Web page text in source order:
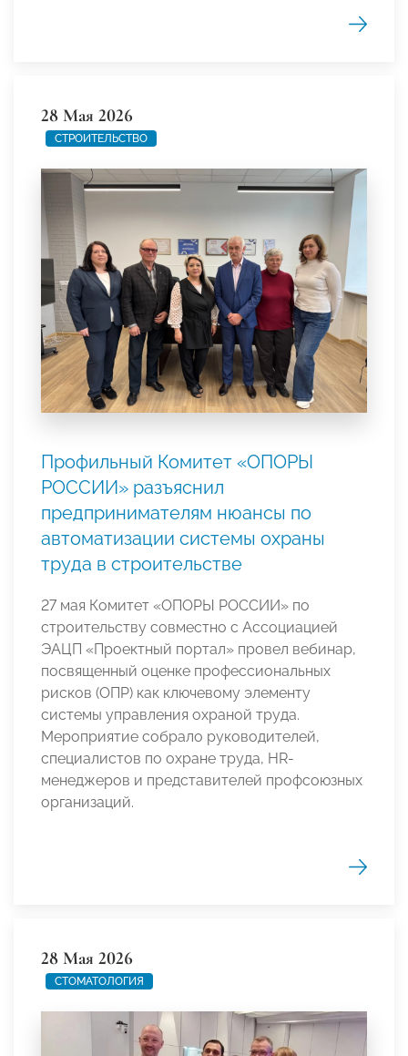
28 Мая 2026
СТРОИТЕЛЬСТВО
Профильный Комитет «ОПОРЫ
РОССИИ» разъяснил
предпринимателям нюансы по
автоматизации системы охраны
труда в строительстве
27 мая Комитет «ОПОРЫ РОССИИ» по
строительству совместно с Ассоциацией
ЭАЦП «Проектный портал» провел вебинар,
посвященный оценке профессиональных
рисков (ОПР) как ключевому элементу
системы управления охраной труда.
Мероприятие собрало руководителей,
специалистов по охране труда, HR-
менеджеров и представителей профсоюзных
организаций.
28 Мая 2026
СТОМАТОЛОГИЯ